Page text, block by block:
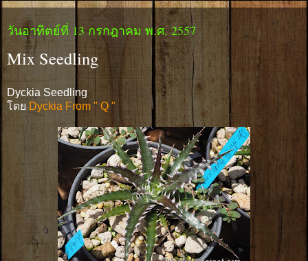
วันอาทิตย์ที่ 13 กรกฎาคม พ.ศ. 2557
Mix Seedling
Dyckia Seedling
โดย Dyckia From " Q "